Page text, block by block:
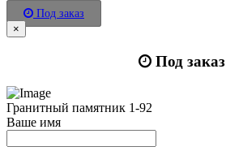
Под заказ
×
Под заказ
Гранитный памятник 1-92
Ваше имя